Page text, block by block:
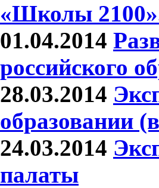
«Школы
01.04.2014
российского
28.03.2014
образовании
24.03.2014
палаты